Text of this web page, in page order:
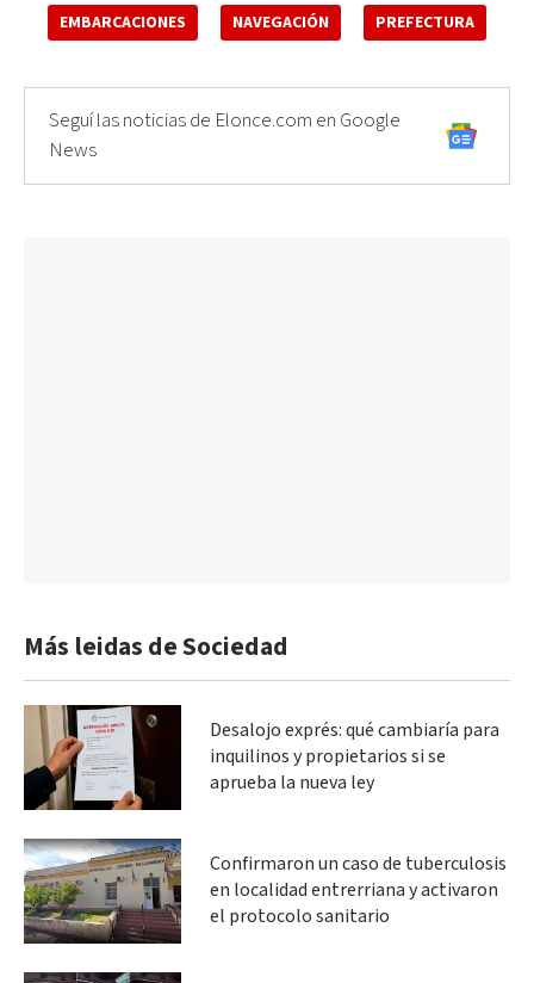
EMBARCACIONES NAVEGACIÓN PREFECTURA
Seguí las noticias de Elonce.com en Google
News
Más leidas de Sociedad
Desalojo exprés: qué cambiaría para
inquilinos y propietarios si se
aprueba la nueva ley
Confirmaron un caso de tuberculosis
en localidad entrerriana y activaron
el protocolo sanitario